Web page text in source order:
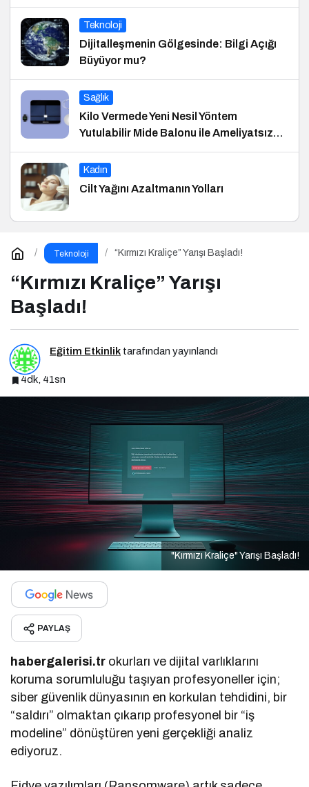
Teknoloji
Dijitalleşmenin Gölgesinde: Bilgi Açığı
Büyüyor mu?
Sağlık
Kilo Vermede Yeni Nesil Yöntem
Yutulabilir Mide Balonu ile Ameliyatsız
Konforlu ve Hızlı Bir Çözüm
Kadın
Cilt Yağını Azaltmanın Yolları
Teknoloji “Kırmızı Kraliçe” Yarışı Başladı!
“Kırmızı Kraliçe” Yarışı
Başladı!
Eğitim Etkinlik tarafından yayınlandı
4dk, 41sn
"Kırmızı Kraliçe" Yarışı Başladı!
PAYLAŞ
habergalerisi.tr okurları ve dijital varlıklarını
koruma sorumluluğu taşıyan profesyoneller için;
siber güvenlik dünyasının en korkulan tehdidini, bir
“saldırı” olmaktan çıkarıp profesyonel bir “iş
modeline” dönüştüren yeni gerçekliği analiz
ediyoruz.